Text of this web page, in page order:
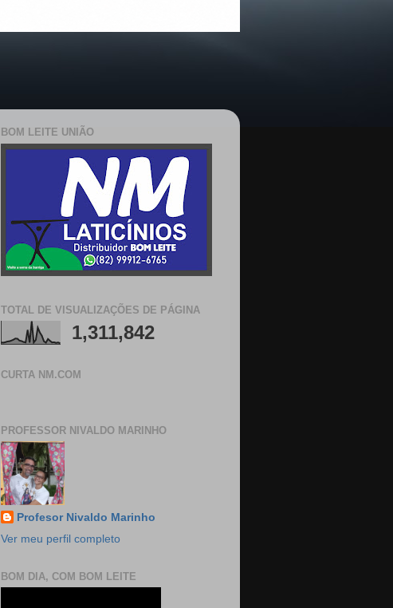
BOM LEITE UNIÃO
TOTAL DE VISUALIZAÇÕES DE PÁGINA
1,311,842
CURTA NM.COM
PROFESSOR NIVALDO MARINHO
Profesor Nivaldo Marinho
Ver meu perfil completo
BOM DIA, COM BOM LEITE